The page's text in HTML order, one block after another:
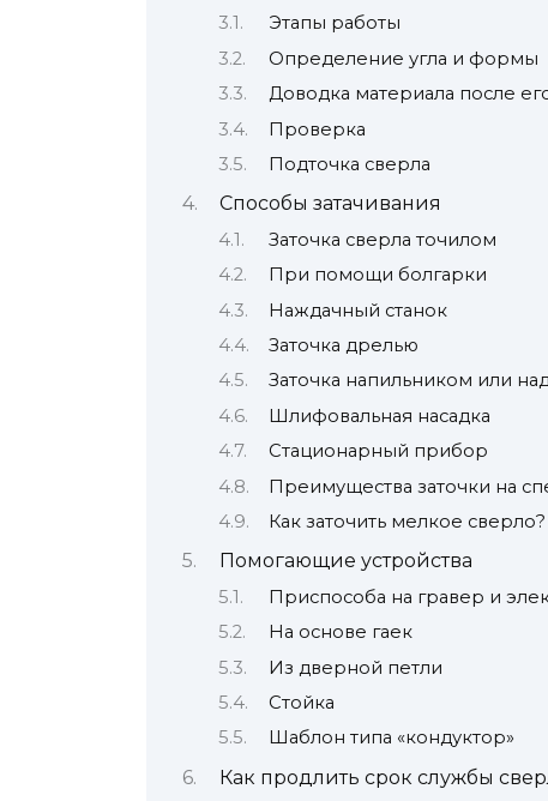
Этапы работы
Определение угла и формы
Доводка материала после
Проверка
Подточка сверла
Способы затачивания
Заточка сверла точилом
При помощи болгарки
Наждачный станок
Заточка дрелью
Заточка напильником или
Шлифовальная насадка
Стационарный прибор
Преимущества заточки на
Как заточить мелкое сверло?
Помогающие устройства
Приспособа на гравер и
На основе гаек
Из дверной петли
Стойка
Шаблон типа «кондуктор»
Как продлить срок службы